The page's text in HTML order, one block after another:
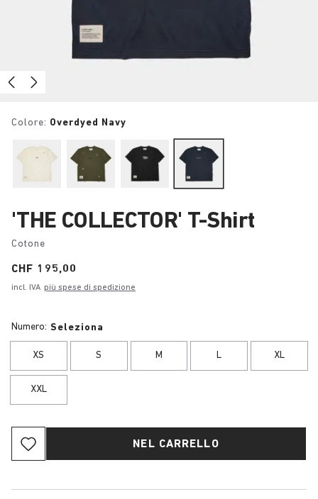
Colore: Overdyed Navy
'THE COLLECTOR' T-Shirt
Cotone
Price:
CHF 195,00
incl. IVA più spese di spedizione
Numero: Seleziona
XS S M L XL
XXL
NEL CARRELLO